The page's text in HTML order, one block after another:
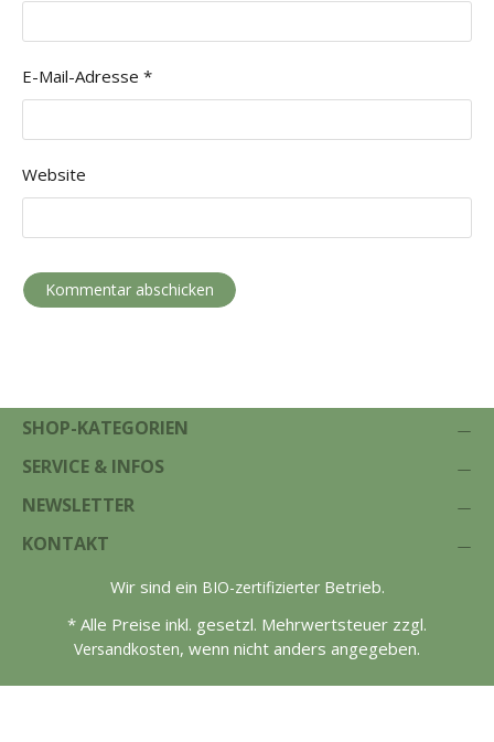
E-Mail-Adresse *
Website
SHOP-KATEGORIEN
SERVICE & INFOS
NEWSLETTER
KONTAKT
Wir sind ein BIO-zertifizierterBetrieb.
* Alle Preise inkl. gesetzl. Mehrwertsteuer zzgl.
Versandkosten, wenn nicht anders angegeben.